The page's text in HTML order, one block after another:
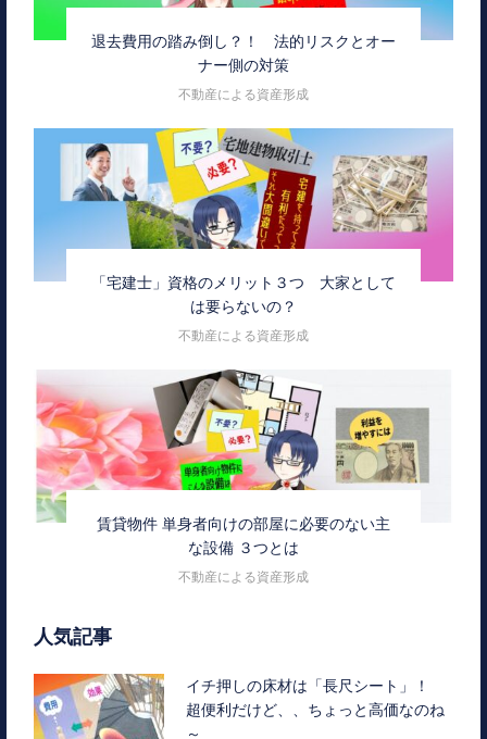
退去費用の踏み倒し？！ 法的リスクとオー
ナー側の対策
不動産による資産形成
「宅建士」資格のメリット３つ 大家として
は要らないの？
不動産による資産形成
賃貸物件 単身者向けの部屋に必要のない主
な設備 ３つとは
不動産による資産形成
人気記事
イチ押しの床材は「長尺シート」！
超便利だけど、、ちょっと高価なのね
～